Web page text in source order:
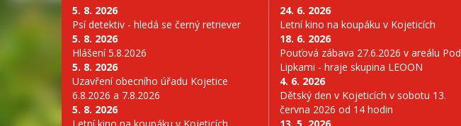
5. 8. 2026
Psí detektiv - hledá se černý retriever
5. 8. 2026
Hlášení 5.8.2026
5. 8. 2026
Uzavření obecního úřadu Kojetice
6.8.2026 a 7.8.2026
5. 8. 2026
24. 6. 2026
Letní kino na koupáku v Kojeticích
18. 6. 2026
Pouťová zábava 27.6.2026 v areálu Pod
Lipkami - hraje skupina LEOON
4. 6. 2026
Dětský den v Kojeticích v sobotu 13.
června 2026 od 14 hodin